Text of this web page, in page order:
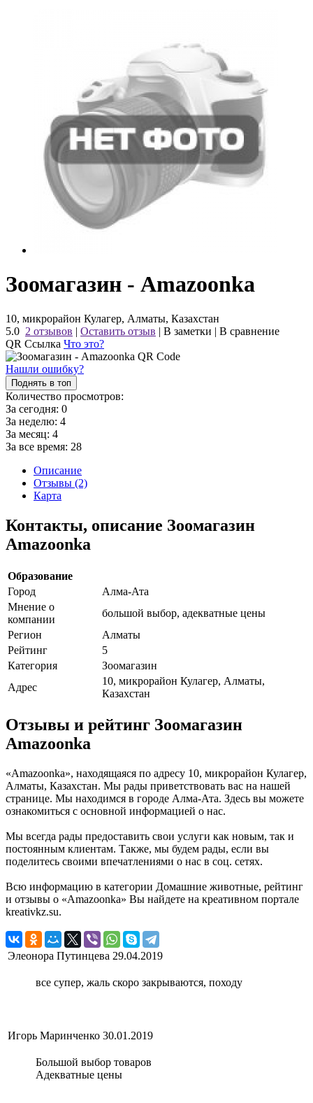
Зоомагазин - Amazoonka
10, микрорайон Кулагер, Алматы, Казахстан
5.0 2 отзывов | Оставить отзыв | В заметки | В сравнение
QR Ссылка Что это?
Нашли ошибку?
Поднять в топ
Количество просмотров:
За сегодня: 0
За неделю: 4
За месяц: 4
За все время: 28
Описание
Отзывы (2)
Карта
Контакты, описание Зоомагазин
Amazoonka
Образование
Город
Алма-Ата
Мнение о
компании
большой выбор, адекватные цены
Регион
Алматы
Рейтинг
5
Категория
Зоомагазин
Адрес
10, микрорайон Кулагер, Алматы,
Казахстан
Отзывы и рейтинг Зоомагазин
Amazoonka
«Amazoonka», находящаяся по адресу 10, микрорайон Кулагер,
Алматы, Казахстан. Мы рады приветствовать вас на нашей
странице. Мы находимся в городе Алма-Ата. Здесь вы можете
ознакомиться с основной информацией о нас.
Мы всегда рады предоставить свои услуги как новым, так и
постоянным клиентам. Также, мы будем рады, если вы
поделитесь своими впечатлениями о нас в соц. сетях.
Всю информацию в категории Домашние животные, рейтинг
и отзывы о «Amazoonka» Вы найдете на креативном портале
kreativkz.su.
Элеонора Путинцева 29.04.2019
все супер, жаль скоро закрываются, походу
Игорь Маринченко 30.01.2019
Большой выбор товаров
Адекватные цены